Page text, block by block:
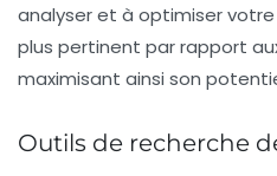
analyser et à optimiser
plus pertinent par rapport
maximisant ainsi son
Outils de recherche